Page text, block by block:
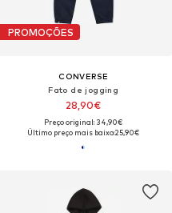
PROMOÇÕES
CONVERSE
Fato de jogging
28,90€
Preço original: 34,90€
Último preço mais baixo:25,90€